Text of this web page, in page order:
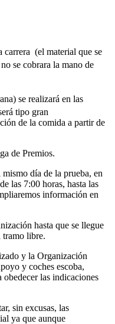
carrera (el material que se
se cobrara la mano de
se realizará en las
tipo gran
de la comida a partir de
de Premios.
día de la prueba, en
las 7:00 horas, hasta las
información en
hasta que se llegue
tramo libre.
y la Organización
y coches escoba,
obedecer las indicaciones
sin excusas, las
ya que aunque